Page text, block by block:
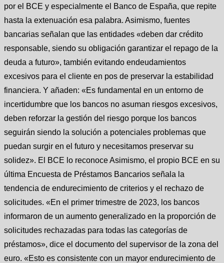
por el BCE y especialmente el Banco de España, que repite
hasta la extenuación esa palabra. Asimismo, fuentes
bancarias señalan que las entidades «deben dar crédito
responsable, siendo su obligación garantizar el repago de la
deuda a futuro», también evitando endeudamientos
excesivos para el cliente en pos de preservar la estabilidad
financiera. Y añaden: «Es fundamental en un entorno de
incertidumbre que los bancos no asuman riesgos excesivos,
deben reforzar la gestión del riesgo porque los bancos
seguirán siendo la solución a potenciales problemas que
puedan surgir en el futuro y necesitamos preservar su
solidez». El BCE lo reconoce Asimismo, el propio BCE en su
última Encuesta de Préstamos Bancarios señala la
tendencia de endurecimiento de criterios y el rechazo de
solicitudes. «En el primer trimestre de 2023, los bancos
informaron de un aumento generalizado en la proporción de
solicitudes rechazadas para todas las categorías de
préstamos», dice el documento del supervisor de la zona del
euro. «Esto es consistente con un mayor endurecimiento de